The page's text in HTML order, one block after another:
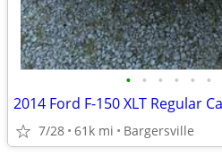
• • • • • •
7/28 61k mi Bargersville